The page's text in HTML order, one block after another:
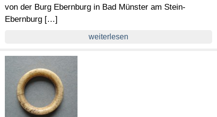
von der Burg Ebernburg in Bad Münster am Stein-
Ebernburg […]
weiterlesen